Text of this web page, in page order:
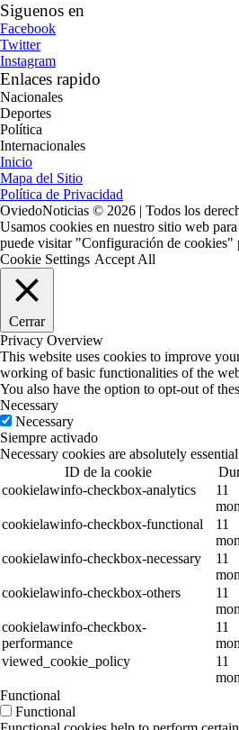
Siguenos en
Facebook
Twitter
Instagram
Enlaces rapido
Nacionales
Deportes
Política
Internacionales
Inicio
Mapa del Sitio
Política de Privacidad
OviedoNoticias © 2026 | Todos los
Usamos cookies en nuestro sitio web
puede visitar "Configuración de cookies"
Cookie Settings Accept All
Cerrar
Privacy Overview
This website uses cookies to improve
working of basic functionalities of the
You also have the option to opt-out of
Necessary
Necessary
Siempre activado
Necessary cookies are absolutely
ID de la cookie
cookielawinfo-checkbox-analytics
11
cookielawinfo-checkbox-functional
11
cookielawinfo-checkbox-necessary
11
cookielawinfo-checkbox-others
11
cookielawinfo-checkbox-
performance
11
viewed_cookie_policy
11
Functional
Functional